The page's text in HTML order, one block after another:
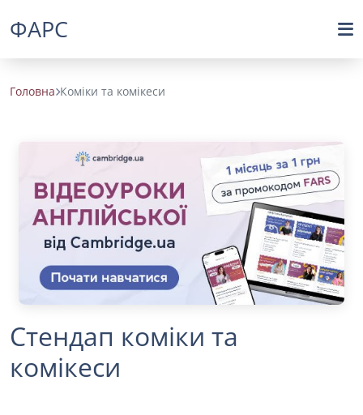
ФАРС
Головна Коміки та комікеси
Стендап коміки та
комікеси